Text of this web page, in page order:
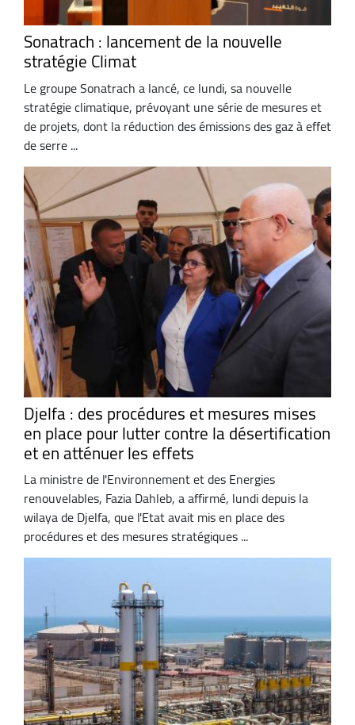
Sonatrach : lancement de la nouvelle
stratégie Climat
Le groupe Sonatrach a lancé, ce lundi, sa nouvelle
stratégie climatique, prévoyant une série de mesures et
de projets, dont la réduction des émissions des gaz à effet
de serre ...
Djelfa : des procédures et mesures mises
en place pour lutter contre la désertification
et en atténuer les effets
La ministre de l'Environnement et des Energies
renouvelables, Fazia Dahleb, a affirmé, lundi depuis la
wilaya de Djelfa, que l'Etat avait mis en place des
procédures et des mesures stratégiques ...